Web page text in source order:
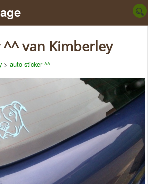
^^ van Kimberley
> auto sticker ^^